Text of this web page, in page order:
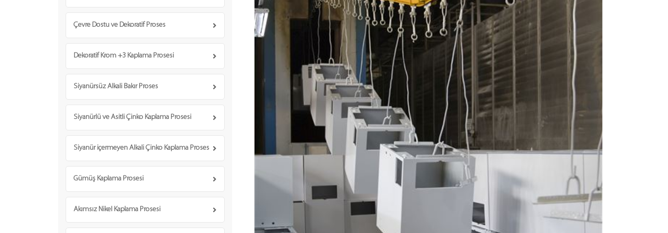
Çevre Dostu ve Dekoratif Proses
Dekoratif Krom +3 Kaplama Prosesi
Siyanürsüz Alkali Bakır Proses
Siyanürlü ve Asitli Çinko Kaplama Prosesi
Siyanür içermeyen Alkali Çinko Kaplama Proses
Gümüş Kaplama Prosesi
Akımsız Nikel Kaplama Prosesi